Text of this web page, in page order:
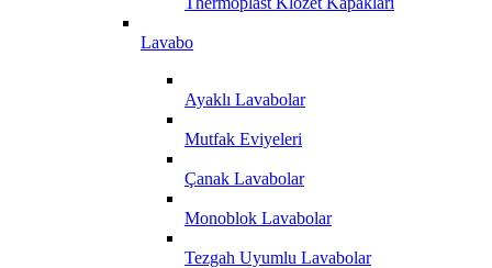
Lavabo
Ayaklı Lavabolar
Mutfak Eviyeleri
Çanak Lavabolar
Monoblok Lavabolar
Tezgah Uyumlu Lavabolar